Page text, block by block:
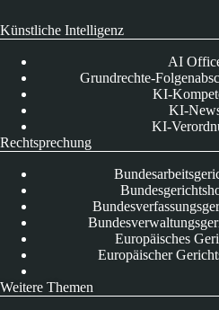
Künstliche Intelligenz
AI
Grundrechte-
KI-
KI-
KI-
Rechtsprechung
Europäisches
Europäischer
Weitere Themen